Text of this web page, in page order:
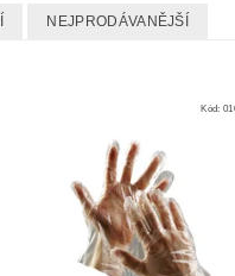
NEJPRODÁVANĚJŠÍ
Kód: